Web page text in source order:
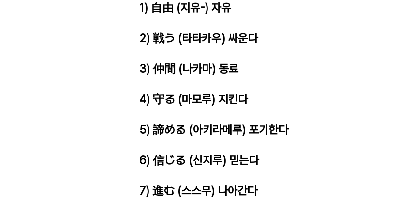
1) 自由 (지유-) 자유
2) 戦う (타타카우) 싸운다
3) 仲間 (나카마) 동료
4) 守る (마모루) 지킨다
5) 諦める (아키라메루) 포기한다
6) 信じる (신지루) 믿는다
7) 進む (스스무) 나아간다